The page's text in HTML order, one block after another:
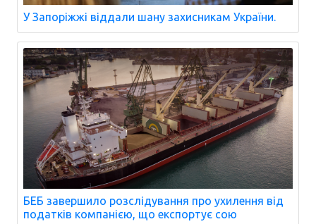
У Запоріжжі віддали шану захисникам України.
БЕБ завершило розслідування про ухилення від
податків компанією, що експортує сою